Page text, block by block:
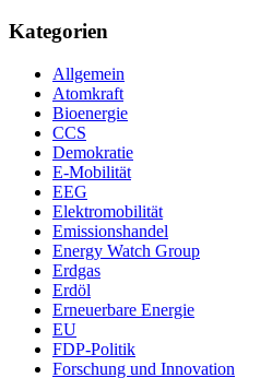
Kategorien
Allgemein
Atomkraft
Bioenergie
CCS
Demokratie
E-Mobilität
EEG
Elektromobilität
Emissionshandel
Energy Watch Group
Erdgas
Erdöl
Erneuerbare Energie
EU
FDP-Politik
Forschung und Innovation